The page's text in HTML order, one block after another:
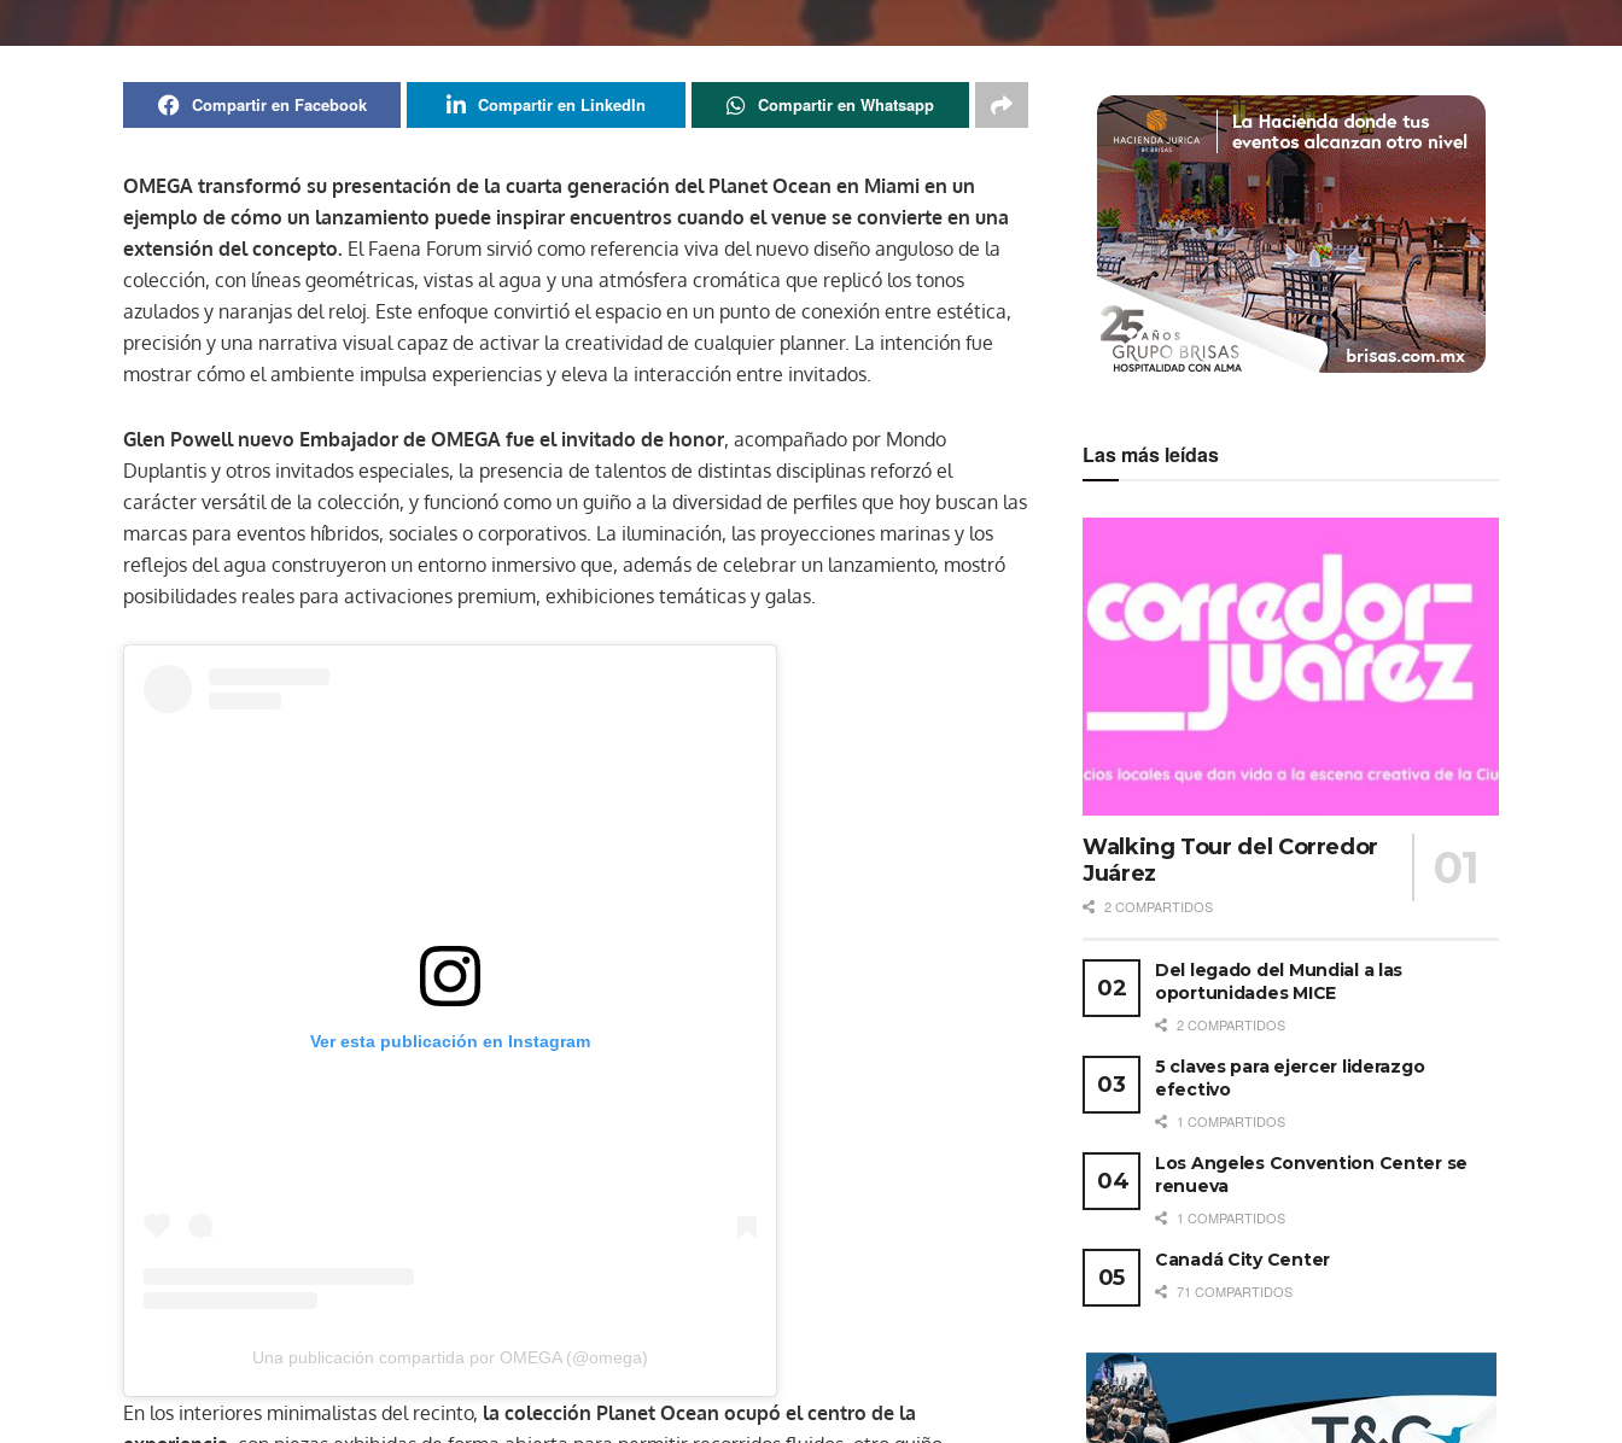
Compartir en Facebook Compartir en LinkedIn Compartir en Whatsapp
OMEGA transformó su presentación de la cuarta generación del Planet Ocean en Miami en un
ejemplo de cómo un lanzamiento puede inspirar encuentros cuando el venue se convierte en una
extensión del concepto. El Faena Forum sirvió como referencia viva del nuevo diseño anguloso de la
colección, con líneas geométricas, vistas al agua y una atmósfera cromática que replicó los tonos
azulados y naranjas del reloj. Este enfoque convirtió el espacio en un punto de conexión entre estética,
precisión y una narrativa visual capaz de activar la creatividad de cualquier planner. La intención fue
mostrar cómo el ambiente impulsa experiencias y eleva la interacción entre invitados.
Glen Powell nuevo Embajador de OMEGA fue el invitado de honor, acompañado por Mondo
Duplantis y otros invitados especiales, la presencia de talentos de distintas disciplinas reforzó el
carácter versátil de la colección, y funcionó como un guiño a la diversidad de perfiles que hoy buscan las
marcas para eventos híbridos, sociales o corporativos. La iluminación, las proyecciones marinas y los
reflejos del agua construyeron un entorno inmersivo que, además de celebrar un lanzamiento, mostró
posibilidades reales para activaciones premium, exhibiciones temáticas y galas.
Ver esta publicación en Instagram
Una publicación compartida por OMEGA (@omega)
En los interiores minimalistas del recinto, la colección Planet Ocean ocupó el centro de la
Las más leídas
Walking Tour del Corredor
Juárez
2 COMPARTIDOS
Del legado del Mundial a las
oportunidades MICE
2 COMPARTIDOS
5 claves para ejercer liderazgo
efectivo
1 COMPARTIDOS
Los Angeles Convention Center se
renueva
1 COMPARTIDOS
Canadá City Center
71 COMPARTIDOS